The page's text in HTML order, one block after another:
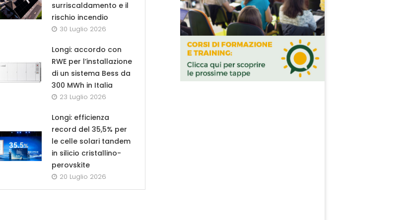
surriscaldamento e il
rischio incendio
30 Luglio 2026
Longi: accordo con
RWE per l’installazione
di un sistema Bess da
300 MWh in Italia
23 Luglio 2026
Longi: efficienza
record del 35,5% per
le celle solari tandem
in silicio cristallino-
perovskite
20 Luglio 2026